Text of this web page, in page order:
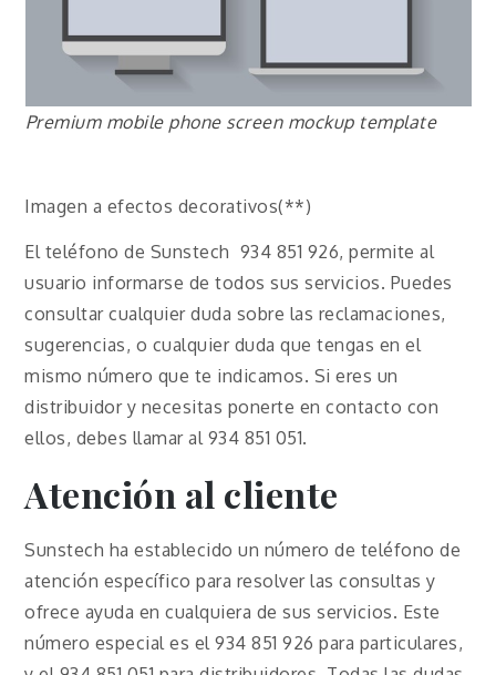
Premium mobile phone screen mockup template
Imagen a efectos decorativos(**)
El teléfono de Sunstech 934 851 926, permite al
usuario informarse de todos sus servicios. Puedes
consultar cualquier duda sobre las reclamaciones,
sugerencias, o cualquier duda que tengas en el
mismo número que te indicamos. Si eres un
distribuidor y necesitas ponerte en contacto con
ellos, debes llamar al 934 851 051.
Atención al cliente
Sunstech ha establecido un número de teléfono de
atención específico para resolver las consultas y
ofrece ayuda en cualquiera de sus servicios. Este
número especial es el 934 851 926 para particulares,